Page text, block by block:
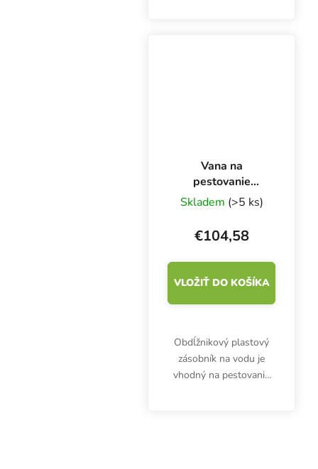
Vana na
pestovanie
Ebb&Flow
120x200 cm
Skladem (>5 ks)
€104,58
VLOŽIŤ DO KOŠÍKA
Obdĺžnikový plastový
zásobník na vodu je
vhodný na pestovanie